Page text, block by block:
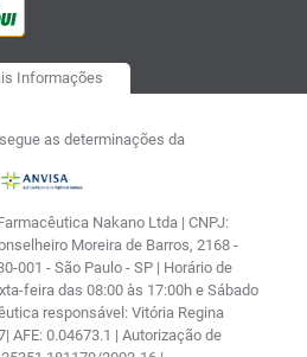
Informações
as determinações da
Nakano Ltda | CNPJ:
Moreira de Barros, 2168 -
001 - São Paulo - SP | Horário de
feira das 08:00 às 17:00h e Sábado
responsável: Vitória Regina
AFE: 0.04673.1 | Autorização de